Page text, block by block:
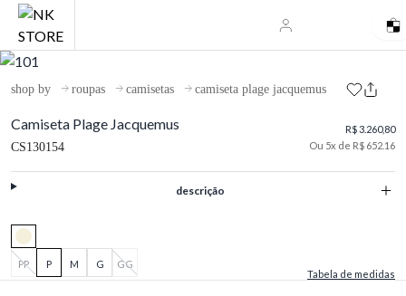
shop by roupas camisetas camiseta plage jacquemus
Camiseta Plage Jacquemus
CS130154
R$ 3.260,80
Ou 5x de R$ 652.16
descrição
PP P M G
GG
Tabela de medidas